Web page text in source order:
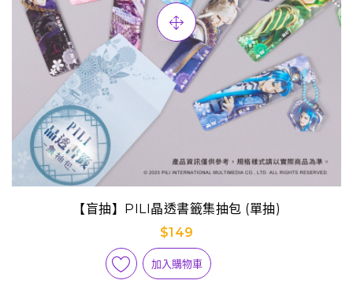
【盲抽】PILI晶透書籤集抽包 (單抽)
$149
加入購物車